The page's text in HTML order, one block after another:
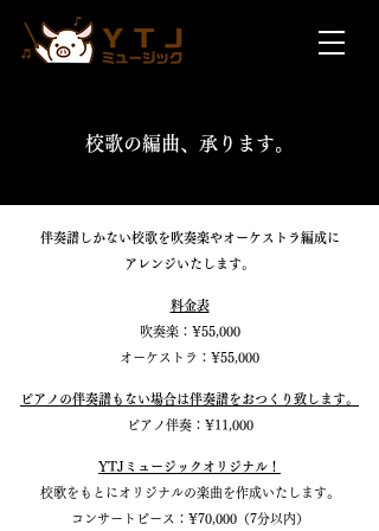
伴奏譜しかない校歌を吹奏楽やオーケストラ編成に
アレンジいたします。
料金表
吹奏楽：¥55,000
オーケストラ：¥55,000
ピアノの伴奏譜もない場合は伴奏譜をおつくり致します。
ピアノ伴奏：¥11,000
YTJミュージックオリジナル！
校歌をもとにオリジナルの楽曲を作成いたします。
コンサートピース：¥70,000（7分以内）
校歌の編曲、承ります。